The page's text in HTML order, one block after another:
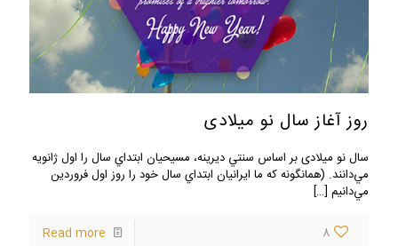
روز آغاز سال نو میلادی
سال نو میلادی بر اساس سنتي ديرينه، مسيحيان ابتداي سال را اول ژانويه
مي‌دانند. (همانگونه كه ما ايرانيان ابتداي سال خود را روز اول فروردين
مي‌دانيم […]
8
Read more